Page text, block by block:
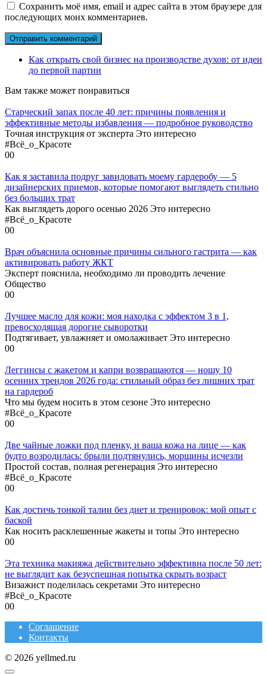
Сохранить моё имя, email и адрес сайта в этом браузере для
последующих моих комментариев.
Как открыть свой бизнес на производстве духов: от идеи
до первой партии
Вам также может понравиться
Старческий запах после 40 лет: причины появления и
эффективные методы избавления — подробное руководство
Точная инструкция от эксперта Это интересно
#Всё_о_Красоте
00
Как я заставила подруг завидовать моему гардеробу — 5
дизайнерских приемов, которые помогают выглядеть стильно
без больших трат
Как выглядеть дорого осенью 2026 Это интересно
#Всё_о_Красоте
00
Врач объяснила основные причины сильного гастрита — как
активировать работу ЖКТ
Эксперт пояснила, необходимо ли проводить лечение
Общество
00
Лучшее масло для кожи: моя находка с эффектом 3 в 1,
превосходящая дорогие сыворотки
Подтягивает, увлажняет и омолаживает Это интересно
00
Леггинсы с жакетом и капри возвращаются — ношу 10
осенних трендов 2026 года: стильный образ без лишних трат
на гардероб
Что мы будем носить в этом сезоне Это интересно
#Всё_о_Красоте
00
Две чайные ложки под пленку, и ваша кожа на лице — как
будто возродилась: брыли подтянулись, морщины исчезли
Простой состав, полная регенерация Это интересно
#Всё_о_Красоте
00
Как достичь тонкой талии без диет и тренировок: мой опыт с
баской
Как носить расклешенные жакеты и топы Это интересно
00
Эта техника макияжа действительно эффективна после 50 лет:
не выглядит как безуспешная попытка скрыть возраст
Визажист поделилась секретами Это интересно
#Всё_о_Красоте
00
Соглашение
Контакты
© 2026 yellmed.ru